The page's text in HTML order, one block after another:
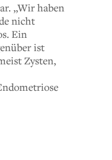
„Wir haben
nicht
Ein
ist
Zysten,